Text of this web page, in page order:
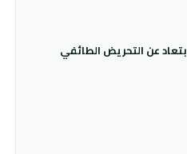
عن التحريض الطائفي